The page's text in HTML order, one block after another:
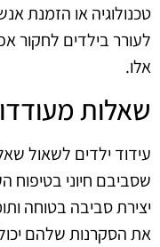
טכנולוגיה או הזמנת
לעורר בילדים לחקור
אלו.
שאלות
עידוד ילדים לשאול
שסביבם חיוני בטיפוח
יצירת סביבה בטוחה
את הסקרנות שלהם יכולה